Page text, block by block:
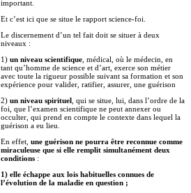
important.
Et c’est ici que se situe le rapport science-foi.
Le discernement d’un tel fait doit se situer à deux
niveaux :
1) un niveau scientifique , médical, où le médecin, en
tant qu’homme de science et d’art, exerce son métier
avec toute la rigueur possible suivant sa formation et son
expérience pour valider, ratifier, assurer, une guérison
2) un niveau spirituel , qui se situe, lui, dans l’ordre de la
foi, que l’examen scientifique ne peut annexer ou
occulter, qui prend en compte le contexte dans lequel la
guérison a eu lieu.
En effet, une guérison ne pourra être reconnue comme
miraculeuse que si elle remplit simultanément deux
conditions :
1) elle échappe aux lois habituelles connues de
l’évolution de la maladie en question ;